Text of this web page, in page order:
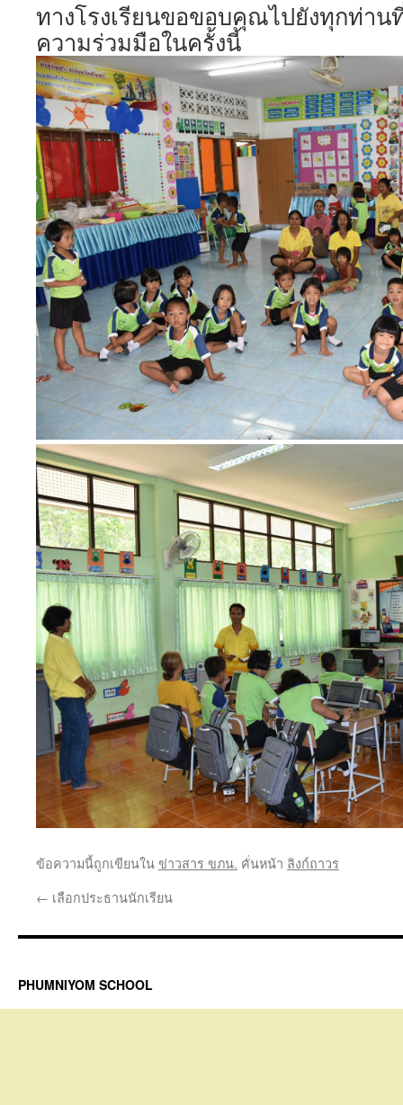
ทางโรงเรียนขอขอบคุณไปยังทุกท่า
ความร่วมมือในครั้งนี้
ข้อความนี้ถูกเขียนในข่าวสาร ขภน. คั่นหน้า ลิงก์ถาวร
← เลือกประธานนักเรียน
PHUMNIYOM SCHOOL